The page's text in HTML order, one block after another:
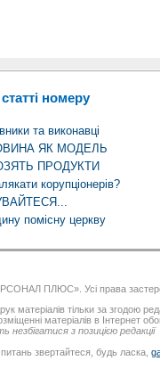
статті номеру
та виконавці
ЯК МОДЕЛЬ
ПРОДУКТИ
корупціонерів?
помісну церкву
ПЛЮС». Усі права
матеріалів тільки за згодою
матеріалів в Інтернет
незбігатися з позицією редакції
звертайтеся, будь ласка,